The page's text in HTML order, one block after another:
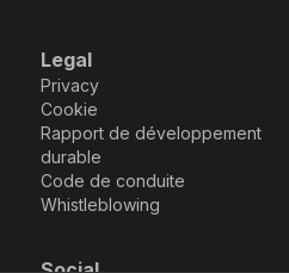
Legal
Privacy
Cookie
Rapport de développement
durable
Code de conduite
Whistleblowing